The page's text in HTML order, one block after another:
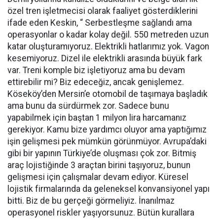
özel tren işletmecisi olarak faaliyet gösterdiklerini
ifade eden Keskin, “ Serbestleşme sağlandı ama
operasyonlar o kadar kolay değil. 550 metreden uzun
katar oluşturamıyoruz. Elektrikli hatlarımız yok. Vagon
kesemiyoruz. Dizel ile elektrikli arasında büyük fark
var. Treni komple biz işletiyoruz ama bu devam
ettirebilir mi? Biz edeceğiz, ancak genişlemez.
Köseköy’den Mersin’e otomobil de taşımaya başladık
ama bunu da sürdürmek zor. Sadece bunu
yapabilmek için baştan 1 milyon lira harcamanız
gerekiyor. Kamu bize yardımcı oluyor ama yaptığımız
işin gelişmesi pek mümkün görünmüyor. Avrupa’daki
gibi bir yapının Türkiye’de oluşması çok zor. Bitmiş
araç lojistiğinde 3 araçtan birini taşıyoruz, bunun
gelişmesi için çalışmalar devam ediyor. Küresel
lojistik firmalarında da geleneksel konvansiyonel yapı
bitti. Biz de bu gerçeği görmeliyiz. İnanılmaz
operasyonel riskler yaşıyorsunuz. Bütün kurallara